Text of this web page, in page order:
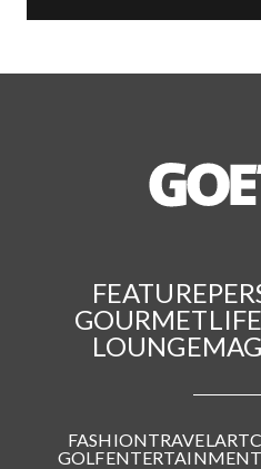
FEATURE
GOURMET
LOUNGE
FASHIONTRAVELART
GOLFENTERTAINMENT